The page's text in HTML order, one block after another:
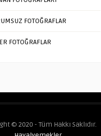
FOTOĞRAFLAR
FOTOĞRAFLAR
© 2020 - Tüm Hakkı Saklıdır.